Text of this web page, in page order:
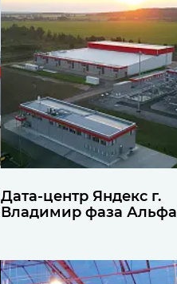
Дата-центр Яндекс г.
Владимир фаза Альфа